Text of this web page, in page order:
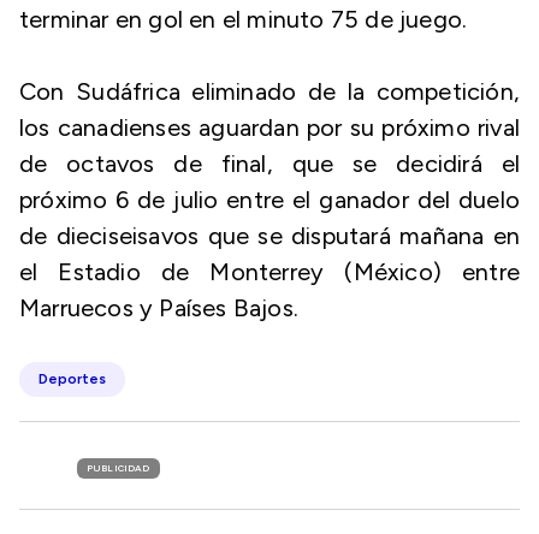
terminar en gol en el minuto 75 de juego.
Con Sudáfrica eliminado de la competición,
los canadienses aguardan por su próximo rival
de octavos de final, que se decidirá el
próximo 6 de julio entre el ganador del duelo
de dieciseisavos que se disputará mañana en
el Estadio de Monterrey (México) entre
Marruecos y Países Bajos.
Deportes
PUBLICIDAD